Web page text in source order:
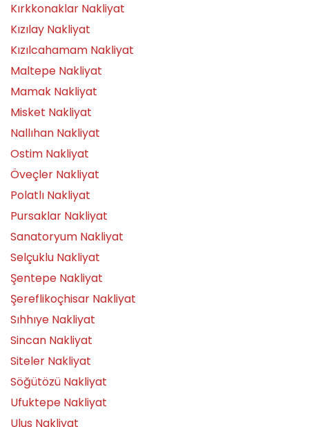
Kırkkonaklar Nakliyat
Kızılay Nakliyat
Kızılcahamam Nakliyat
Maltepe Nakliyat
Mamak Nakliyat
Misket Nakliyat
Nallıhan Nakliyat
Ostim Nakliyat
Öveçler Nakliyat
Polatlı Nakliyat
Pursaklar Nakliyat
Sanatoryum Nakliyat
Selçuklu Nakliyat
Şentepe Nakliyat
Şereflikoçhisar Nakliyat
Sıhhıye Nakliyat
Sincan Nakliyat
Siteler Nakliyat
Söğütözü Nakliyat
Ufuktepe Nakliyat
Ulus Nakliyat